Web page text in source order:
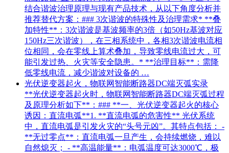
结合谐波治理原理与现有产品技术，从以下角度分析并
推荐替代方案：### 3次谐波的特殊性及治理需求* **叠
加特性**：3次谐波是基波频率的3倍（如50Hz基波对应
150Hz三次谐波），在三相系统中，各相3次谐波电流相
位相同，会在零线上算术叠加，导致零线电流过大，可
能引发过热、火灾等安全隐患。* **治理目标**：需降
低零线电流，减少谐波对设备的 …
光伏逆变器起火，物联网智能断路器DC端灭弧实录
**光伏逆变器起火时，物联网智能断路器DC端灭弧过程
及原理分析如下**：### **一、光伏逆变器起火的核心
诱因：直流电弧**1. **直流电弧的危害性** 光伏系统
中，直流电弧是引发火灾的“头号元凶”。其特点包括： -
**无过零点**：直流电弧一旦产生，会持续燃烧，难以
自然熄灭； - **高温能量**：电弧温度可达3000℃，极